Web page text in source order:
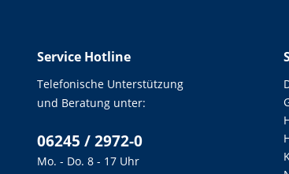
Service Hotline
Telefonische Unterstützung
und Beratung unter:
06245 / 2972-0
Mo. - Do. 8 - 17 Uhr